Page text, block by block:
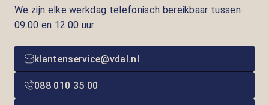
We zijn elke werkdag telefonisch bereikbaar tussen
09.00 en 12.00 uur
klantenservice@vdal.nl
088 010 35 00